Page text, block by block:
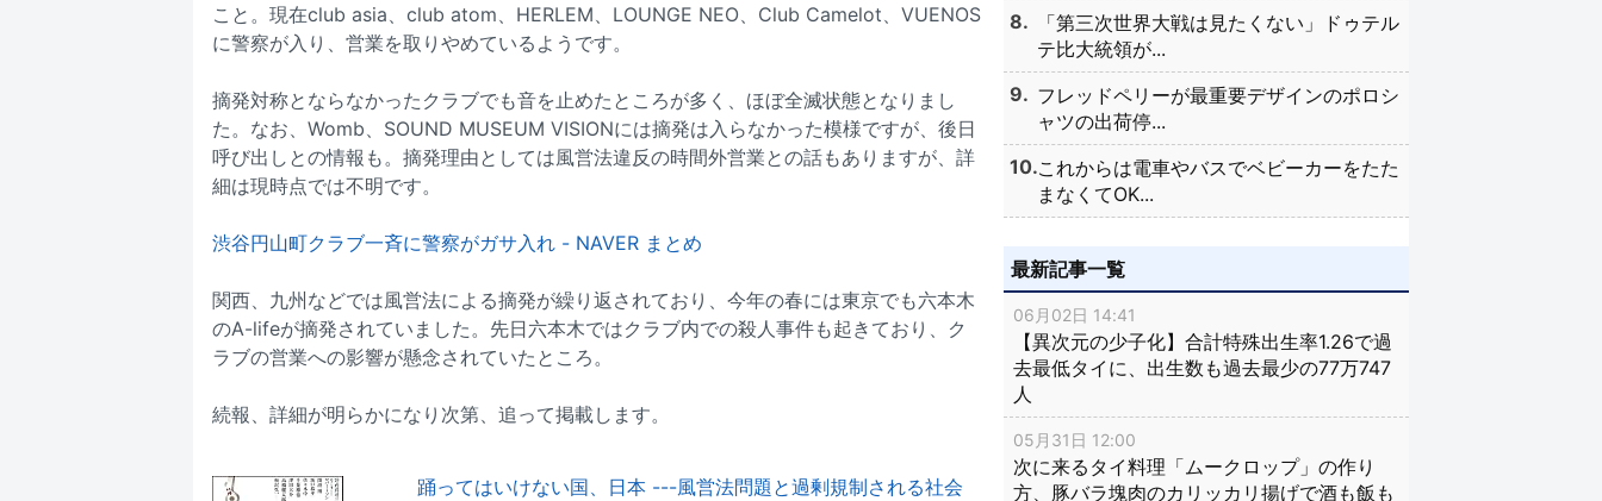
こと。現在club asia、club atom、HERLEM、LOUNGE NEO、Club Camelot、VUENOS
に警察が入り、営業を取りやめているようです。
摘発対称とならなかったクラブでも音を止めたところが多く、ほぼ全滅状態となりまし
た。なお、Womb、SOUND MUSEUM VISIONには摘発は入らなかった模様ですが、後日
呼び出しとの情報も。摘発理由としては風営法違反の時間外営業との話もありますが、詳
細は現時点では不明です。
渋谷円山町クラブ一斉に警察がガサ入れ - NAVER まとめ
関西、九州などでは風営法による摘発が繰り返されており、今年の春には東京でも六本木
のA-lifeが摘発されていました。先日六本木ではクラブ内での殺人事件も起きており、ク
ラブの営業への影響が懸念されていたところ。
続報、詳細が明らかになり次第、追って掲載します。
踊ってはいけない国、日本 ---風営法問題と過剰規制される社会
「第三次世界大戦は見たくない」ドゥテル
テ比大統領が...
フレッドペリーが最重要デザインのポロシ
ャツの出荷停...
これからは電車やバスでベビーカーをたた
まなくてOK...
最新記事一覧
06月02日 14:41
【異次元の少子化】合計特殊出生率1.26で過
去最低タイに、出生数も過去最少の77万747
人
05月31日 12:00
次に来るタイ料理「ムークロップ」の作り
方、豚バラ塊肉のカリッカリ揚げで酒も飯も